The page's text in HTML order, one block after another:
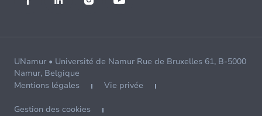
UNamur • Université de Namur Rue de Bruxelles 61, B-5000
Namur, Belgique
Mentions légales
Vie privée
Gestion des cookies